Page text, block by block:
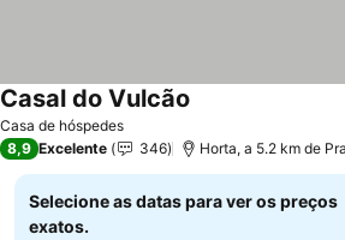
Casa de hóspedes
Casal do Vulcão
8,9 Excelente 346 Horta, a 5.2 km de
Selecione as datas para ver os preços
exatos.